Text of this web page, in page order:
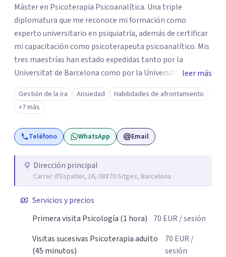
Máster en Psicoterapia Psicoanalítica. Una triple
diplomatura que me reconoce mi formación como
experto universitario en psiquiatría, además de certificar
mi capacitación como psicoterapeuta psicoanalítico. Mis
tres maestrías han estado expedidas tanto por la
Universitat de Barcelona como por la Universitat Ramon
Llull. Soy un psicólogo con más de 25 años de experiencia
y practico tanto la psicología clínica como la
psicoterapia psicoanalítica. Las terapias que conduzco no
buscan eliminar los síntomas psicológicos, sino que
pretenden esclarecer las causas que hay en su trasfondo,
desapareciendo. Realizo psicoterapias tanto de alcance
breve como de largo plazo, siempre en función de los
leer más
Gestión de la ira Ansiedad
Habilidades de afrontamiento
+7 más
Teléfono WhatsApp Email
Dirección principal
Carrer d'Espalter, 16, 08870 Sitges, Barcelona
Servicios y precios
Primera visita Psicología (1 hora)
70 EUR / sesión
Visitas sucesivas Psicoterapia adulto
(45 minutos)
70 EUR /
sesión